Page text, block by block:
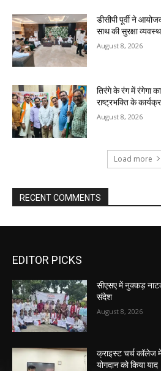
डीसीपी पूर्वी ने
साथ की सुरक्षा
August 8, 2026
तिरंगे के रंग में रंगेगा
राष्ट्रभक्ति के
August 8, 2026
Load more
RECENT COMMENTS
EDITOR PICKS
सीएसए में नुक्कड़
संदेश
August 8, 2026
क्राइस्ट चर्च कॉलेज
योगदान को किया याद